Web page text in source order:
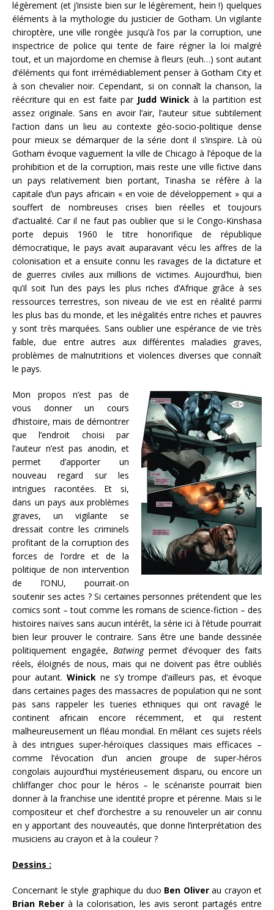
légèrement (et j’insiste bien sur le légèrement, hein !) quelques
éléments à la mythologie du justicier de Gotham. Un vigilante
chiroptère, une ville rongée jusqu’à l’os par la corruption, une
inspectrice de police qui tente de faire régner la loi malgré
tout, et un majordome en chemise à fleurs (euh…) sont autant
d’éléments qui font irrémédiablement penser à Gotham City et
à son chevalier noir. Cependant, si on connaît la chanson, la
réécriture qui en est faite par Judd Winick à la partition est
assez originale. Sans en avoir l’air, l’auteur situe subtilement
l’action dans un lieu au contexte géo-socio-politique dense
pour mieux se démarquer de la série dont il s’inspire. Là où
Gotham évoque vaguement la ville de Chicago à l’époque de la
prohibition et de la corruption, mais reste une ville fictive dans
un pays relativement bien portant, Tinasha se réfère à la
capitale d’un pays africain « en voie de développement » qui a
souffert de nombreuses crises bien réelles et toujours
d’actualité. Car il ne faut pas oublier que si le Congo-Kinshasa
porte depuis 1960 le titre honorifique de république
démocratique, le pays avait auparavant vécu les affres de la
colonisation et a ensuite connu les ravages de la dictature et
de guerres civiles aux millions de victimes. Aujourd’hui, bien
qu’il soit l’un des pays les plus riches d’Afrique grâce à ses
ressources terrestres, son niveau de vie est en réalité parmi
les plus bas du monde, et les inégalités entre riches et pauvres
y sont très marquées. Sans oublier une espérance de vie très
faible, due entre autres aux différentes maladies graves,
problèmes de malnutritions et violences diverses que connaît
le pays.
Mon propos n’est pas de
vous donner un cours
d’histoire, mais de démontrer
que l’endroit choisi par
l’auteur n’est pas anodin, et
permet d’apporter un
nouveau regard sur les
intrigues racontées. Et si,
dans un pays aux problèmes
graves, un vigilante se
dressait contre les criminels
profitant de la corruption des
forces de l’ordre et de la
politique de non intervention
de l’ONU, pourrait-on
soutenir ses actes ? Si certaines personnes prétendent que les
comics sont – tout comme les romans de science-fiction – des
histoires naïves sans aucun intérêt, la série ici à l’étude pourrait
bien leur prouver le contraire. Sans être une bande dessinée
politiquement engagée, Batwingpermet d’évoquer des faits
réels, éloignés de nous, mais qui ne doivent pas être oubliés
pour autant. Winickne s’y trompe d’ailleurs pas, et évoque
dans certaines pages des massacres de population qui ne sont
pas sans rappeler les tueries ethniques qui ont ravagé le
continent africain encore récemment, et qui restent
malheureusement un fléau mondial. En mêlant ces sujets réels
à des intrigues super-héroïques classiques mais efficaces –
comme l’évocation d’un ancien groupe de super-héros
congolais aujourd’hui mystérieusement disparu, ou encore un
chliffanger choc pour le héros – le scénariste pourrait bien
donner à la franchise une identité propre et pérenne. Mais si le
compositeur et chef d’orchestre a su renouveler un air connu
en y apportant des nouveautés, que donne l’interprétation des
musiciens au crayon et à la couleur ?
Dessins :
Concernant le style graphique du duo Ben Oliver au crayon et
Brian Reber à la colorisation, les avis seront partagés entre